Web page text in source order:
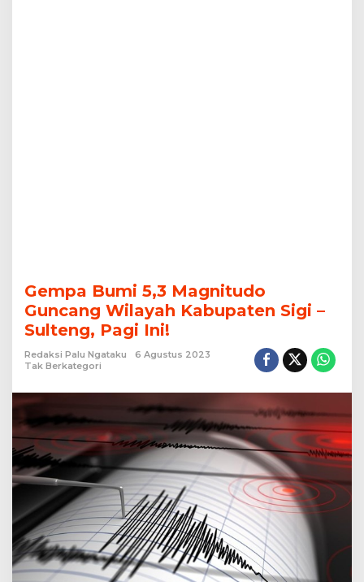
Gempa Bumi 5,3 Magnitudo
Guncang Wilayah Kabupaten Sigi –
Sulteng, Pagi Ini!
Redaksi Palu Ngataku
6 Agustus 2023
Tak Berkategori